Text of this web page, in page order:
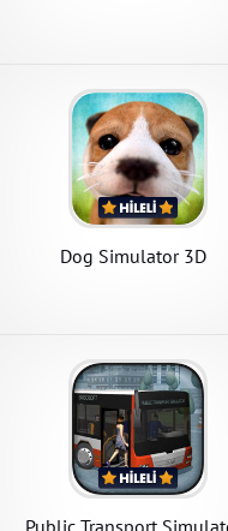
Dog Simulator 3D